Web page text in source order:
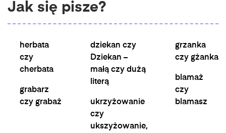
Jak się pisze?
herbata
czy
cherbata
grabarz
czy grabaż
dziekan czy
Dziekan –
małą czy dużą
literą
ukrzyżowanie
czy
ukszyżowanie,
grzanka
czy gżanka
blamaż
czy
blamasz